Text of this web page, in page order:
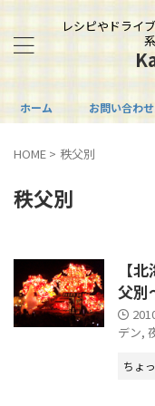
レシピやドライ
ホーム お問い合わせ
HOME > 秩父別
秩父別
【
父別
デン,
ちょ